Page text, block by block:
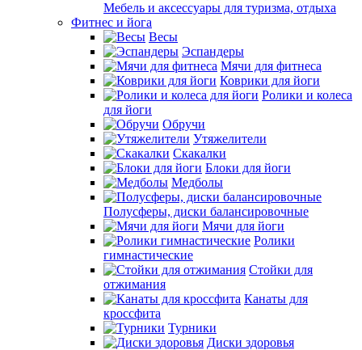
Мебель и аксессуары для туризма, отдыха
Фитнес и йога
Весы
Эспандеры
Мячи для фитнеса
Коврики для йоги
Ролики и колеса
для йоги
Обручи
Утяжелители
Скакалки
Блоки для йоги
Медболы
Полусферы, диски балансировочные
Мячи для йоги
Ролики
гимнастические
Стойки для
отжимания
Канаты для
кроссфита
Турники
Диски здоровья